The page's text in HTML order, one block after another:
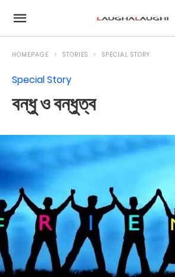
HOMEPAGE STORIES SPECIAL STORY
Special Story
বন্ধু ও বন্ধুত্ব